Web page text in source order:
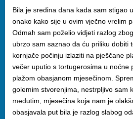
Bila je sredina dana kada sam stigao
onako kako sije u ovim vječno vrelim
Odmah sam poželio vidjeti razlog
ubrzo sam saznao da ću priliku dobiti
kornjače počinju izlaziti na pješčane
večer uputio s tortugerosima u noćne
plažom obasjanom mjesečinom.
golemim stvorenjima, nestrpljivo sam
međutim, mjesečina koja nam je
obasjavala put bila je razlog slabog